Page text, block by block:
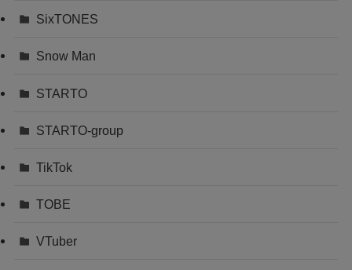
SixTONES
Snow Man
STARTO
STARTO-group
TikTok
TOBE
VTuber